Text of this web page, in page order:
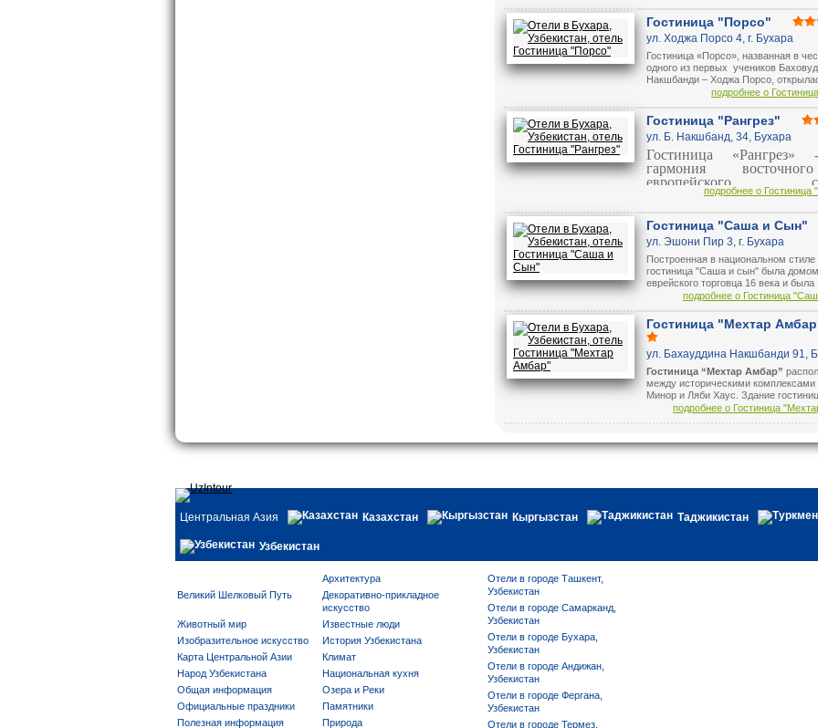
очаровательной части Бухары. В 50-
метрах от гостиницы находятся
наделенные необыкновенной
пейзажа и духовности старого
Недолгая прогулка от гостиницы по
16-го века приведет вас на
где вы сможете купить сувениры и
ручной работы.
Гостиница "Порсо"
ул. Ходжа Порсо 4, г. Бухара
Гостиница «Порсо», названная в
одного из первых учеников
Накшбанди – Ходжа Порсо,
начала принимать гостей с
Хауз», рядом с историческими
подробнее о
Гостиница "Рангрез"
ул. Б. Накшбанд, 34, Бухара
Гостиница
гармония
европейского
расположенный при
своему дизайну.
Современные
качественное
соответствующее
высокому уровню,
гостиницу
прекрасным выбором,
деловых людей, так
отдыхающих.
подробнее о Гостиница
Гостиница "Саша и Сын"
ул. Эшони Пир 3, г. Бухара
Построенная в национальном стиле
гостиница "Саша и сын" была домом
еврейского торговца 16 века и была
отреставрирована в 1996 году.
нескольких минутах ходьбы от
комплекса “Ляби-Хауз”, гостиница
Сын" предоставляет своим гостям 18
двухместных и 2 одноместных
комфортабельных номера.
подробнее о Гостиница
Гостиница "Мехтар
ул. Бахауддина Накшбанди 91,
Гостиница “Мехтар Амбар”
между историческими комплексами
Минор и Ляби Хаус. Здание
представляет собой Караван Сарай
останавливались на ночлег люди,
путешествующие по древним
подробнее о Гостиница
Центральная Азия Казахстан Кыргызстан Таджикистан
Узбекистан
Архитектура
Великий Шелковый Путь
Декоративно-прикладное
искусство
Животный мир
Известные люди
Изобразительное искусство
История Узбекистана
Карта Центральной Азии
Климат
Народ Узбекистана
Национальная кухня
Общая информация
Озера и Реки
Официальные праздники
Памятники
Полезная информация
Природа
Отели в городе Ташкент,
Узбекистан
Отели в городе Самарканд,
Узбекистан
Отели в городе Бухара,
Узбекистан
Отели в городе Андижан,
Узбекистан
Отели в городе Фергана,
Узбекистан
Отели в городе Термез,